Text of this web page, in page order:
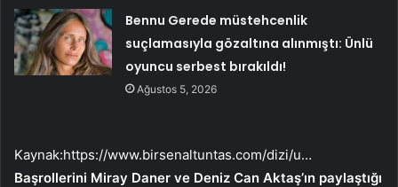
Bennu Gerede müstehcenlik
suçlamasıyla gözaltına alınmıştı: Ünlü
oyuncu serbest bırakıldı!
Ağustos 5, 2026
Kaynak:https://www.birsenaltuntas.com/dizi/u…
Başrollerini Miray Daner ve Deniz Can Aktaş’ın paylaştığı